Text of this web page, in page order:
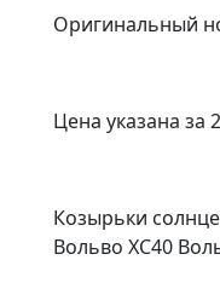
Оригинальный
Цена указана за
Козырьки
Вольво ХС40